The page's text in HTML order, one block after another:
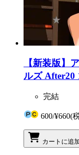
【新装版】
ルズ After20
完結
600/¥660(
カートに追